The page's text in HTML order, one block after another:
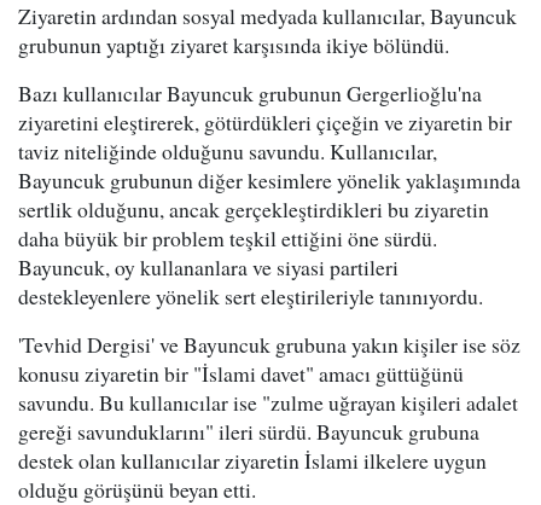
Ziyaretin ardından sosyal medyada kullanıcılar, Bayuncuk
grubunun yaptığı ziyaret karşısında ikiye bölündü.
Bazı kullanıcılar Bayuncuk grubunun Gergerlioğlu'na
ziyaretini eleştirerek, götürdükleri çiçeğin ve ziyaretin bir
taviz niteliğinde olduğunu savundu. Kullanıcılar,
Bayuncuk grubunun diğer kesimlere yönelik yaklaşımında
sertlik olduğunu, ancak gerçekleştirdikleri bu ziyaretin
daha büyük bir problem teşkil ettiğini öne sürdü.
Bayuncuk, oy kullananlara ve siyasi partileri
destekleyenlere yönelik sert eleştirileriyle tanınıyordu.
'Tevhid Dergisi' ve Bayuncuk grubuna yakın kişiler ise söz
konusu ziyaretin bir "İslami davet" amacı güttüğünü
savundu. Bu kullanıcılar ise "zulme uğrayan kişileri adalet
gereği savunduklarını" ileri sürdü. Bayuncuk grubuna
destek olan kullanıcılar ziyaretin İslami ilkelere uygun
olduğu görüşünü beyan etti.